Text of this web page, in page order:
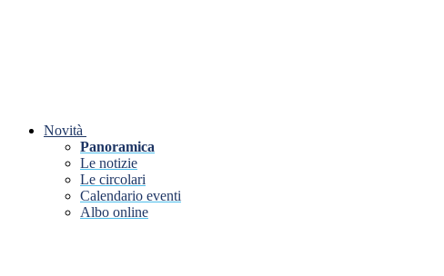
Novità
Panoramica
Le notizie
Le circolari
Calendario eventi
Albo online